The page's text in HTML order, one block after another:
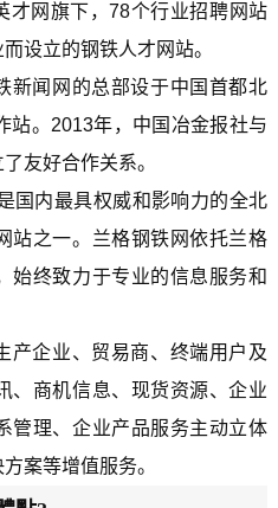
才网旗下，78个行业招聘网站
设立的钢铁人才网站。
新闻网的总部设于中国首都北
站。2013年，中国冶金报社与
友好合作关系。
国内最具权威和影响力的全北
站之一。兰格钢铁网依托兰格
始终致力于专业的信息服务和
产企业、贸易商、终端用户及
、商机信息、现货资源、企业
管理、企业产品服务主动立体
案等增值服务。